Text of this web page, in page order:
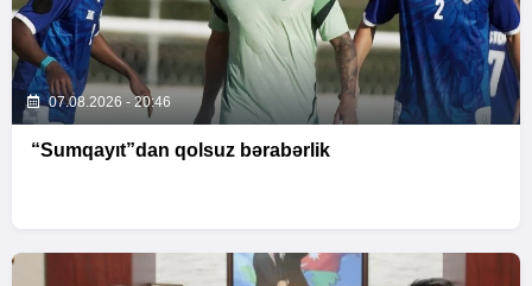
07.08.2026 - 20:46
“Sumqayıt”dan qolsuz bərabərlik